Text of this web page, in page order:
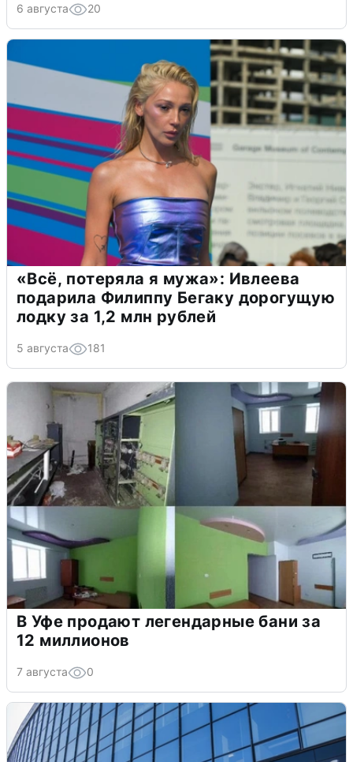
6 августа 20
«Всё, потеряла я мужа»: Ивлеева
подарила Филиппу Бегаку дорогущую
лодку за 1,2 млн рублей
5 августа 181
В Уфе продают легендарные бани за
12 миллионов
7 августа 0